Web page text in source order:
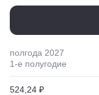
полгода 2027
1-е полугодие
524,24 ₽